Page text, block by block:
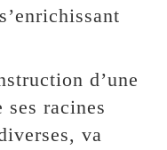
d’une
ses racines
va